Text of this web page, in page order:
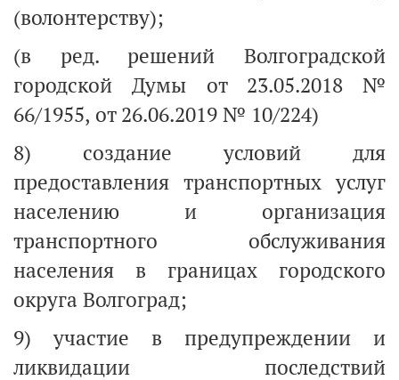
(волонтерству);
(в ред. решений Волгоградской
городской Думы от 23.05.2018 №
66/1955, от 26.06.2019 № 10/224)
8) создание условий для
предоставления транспортных услуг
населению и организация
транспортного обслуживания
населения в границах городского
округа Волгоград;
9) участие в предупреждении и
ликвидации последствий